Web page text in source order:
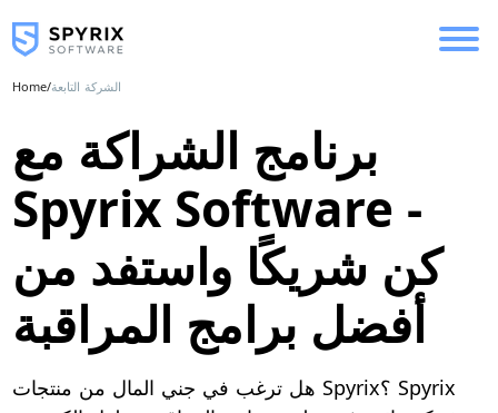
Home/الشركة التابعة
برنامج الشراكة مع
Spyrix Software -
كن شريكًا واستفد من
أفضل برامج المراقبة
هل ترغب في جني المال من منتجات Spyrix؟ Spyrix